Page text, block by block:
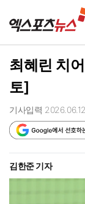
최혜린 치
토]
기사입력
김한준 기자